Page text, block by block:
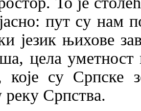
пут су нам
језик њихове
цела
које су Српске
реку Српства.